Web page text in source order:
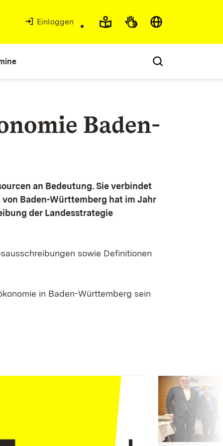
Einloggen
Baden-
an Bedeutung. Sie verbindet
Baden-Württemberg hat im Jahr
der Landesstrategie
sowie Definitionen
in Baden-Württemberg sein